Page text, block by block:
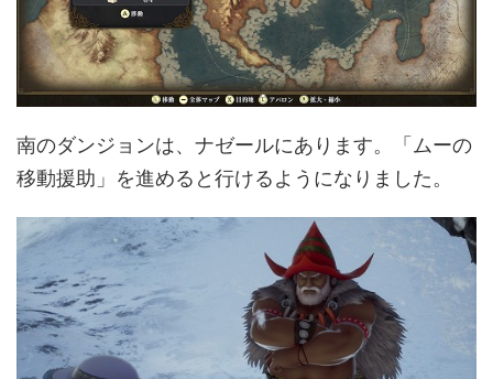
南のダンジョンは、ナゼールにあります。「ムーの
移動援助」を進めると行けるようになりました。